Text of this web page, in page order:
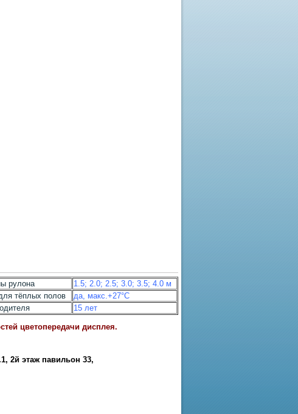
рулона
1.5; 2.0; 2.5; 3.0; 3.5; 4.0 м
тёплых полов
да, макс.+27°С
15 лет
цветопередачи дисплея.
2й этаж павильон 33,